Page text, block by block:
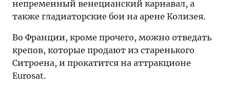
непременный венецианский карнавал, а
также гладиаторские бои на арене Колизея.
Во Франции, кроме прочего, можно отведать
крепов, которые продают из старенького
Ситроена, и прокатится на аттракционе
Eurosat.